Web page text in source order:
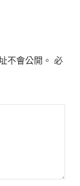
不會公開。 必